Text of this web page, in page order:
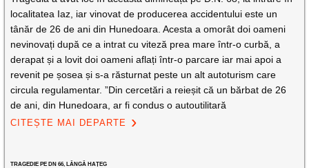
localitatea Iaz, iar vinovat de producerea accidentului este un
tânăr de 26 de ani din Hunedoara. Acesta a omorât doi oameni
nevinovați după ce a intrat cu viteză prea mare într-o curbă, a
derapat și a lovit doi oameni aflați într-o parcare iar mai apoi a
revenit pe șosea și s-a răsturnat peste un alt autoturism care
circula regulamentar. ”Din cercetări a reieșit că un bărbat de 26
de ani, din Hunedoara, ar fi condus o autoutilitară
CITEȘTE MAI DEPARTE
TRAGEDIE PE DN 66, LÂNGĂ HAȚEG